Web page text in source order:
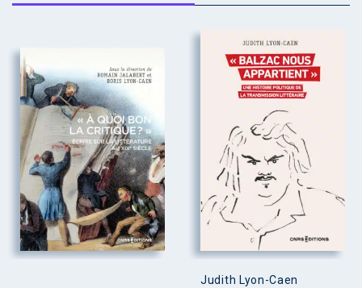
Judith Lyon-Caen